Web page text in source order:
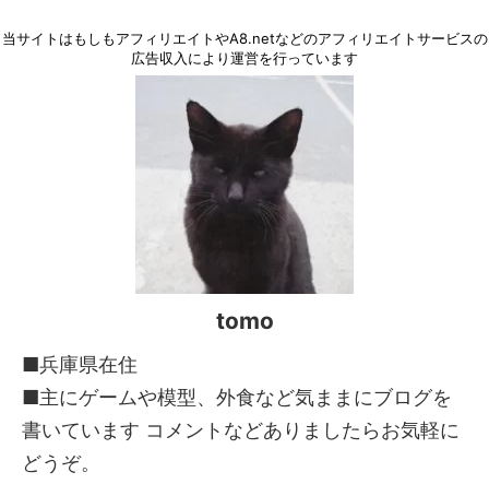
当サイトはもしもアフィリエイトやA8.netなどのアフィリエイトサービスの
広告収入により運営を行っています
tomo
■兵庫県在住
■主にゲームや模型、外食など気ままにブログを
書いています コメントなどありましたらお気軽に
どうぞ。